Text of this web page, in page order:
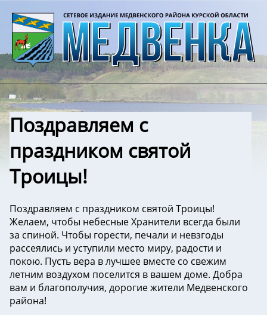
Поздравляем с
праздником святой
Троицы!
Поздравляем с праздником святой Троицы!
Желаем, чтобы небесные Хранители всегда были
за спиной. Чтобы горести, печали и невзгоды
рассеялись и уступили место миру, радости и
покою. Пусть вера в лучшее вместе со свежим
летним воздухом поселится в вашем доме. Добра
вам и благополучия, дорогие жители Медвенского
района!